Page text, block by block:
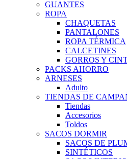
GUANTES
ROPA
CHAQUETAS
PANTALONES
ROPA TÉRMICA
CALCETINES
GORROS Y
PACKS AHORRO
ARNESES
Adulto
TIENDAS DE
Tiendas
Accesorios
Toldos
SACOS DORMIR
SACOS DE
SINTÉTICOS